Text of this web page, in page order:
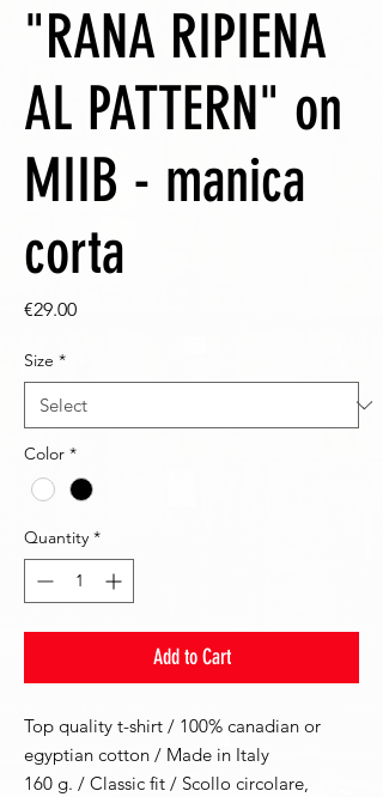
"RANA RIPIENA
AL PATTERN" on
MIIB - manica
corta
€29.00Price
Size *
Color *
Quantity *
Add to Cart
Top quality t-shirt / 100% canadian or
egyptian cotton / Made in Italy
160 g. / Classic fit / Scollo circolare,